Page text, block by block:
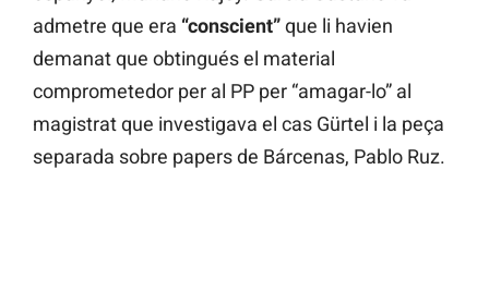
admetre que era “conscient”que li havien
demanat que obtingués el material
comprometedor per al PP per “amagar-lo” al
magistrat que investigava el cas Gürtel i la peça
separada sobre papers de Bárcenas, Pablo Ruz.